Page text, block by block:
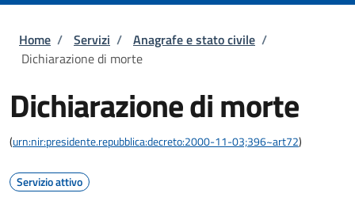
Briciole di pane
Home / Servizi / Anagrafe e stato civile /
Dichiarazione di morte
Dichiarazione di morte
(urn:nir:presidente.repubblica:decreto:2000-11-03;396~art72)
Servizio attivo